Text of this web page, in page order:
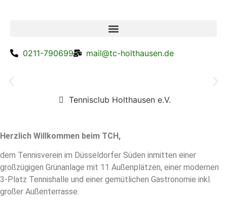
0211-790699 mail@tc-holthausen.de
Raus an die frische Luft
Tennisclub Holthausen e.V.
Herzlich Willkommen beim TCH,
dem Tennisverein im Düsseldorfer Süden inmitten einer
großzügigen Grünanlage mit 11 Außenplätzen, einer modernen
3-Platz Tennishalle und einer gemütlichen Gastronomie inkl.
großer Außenterrasse.